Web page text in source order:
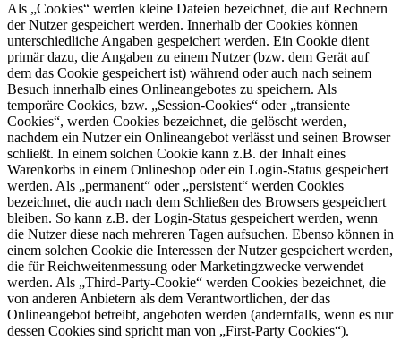
Als „Cookies“ werden kleine Dateien bezeichnet, die auf Rechnern
der Nutzer gespeichert werden. Innerhalb der Cookies können
unterschiedliche Angaben gespeichert werden. Ein Cookie dient
primär dazu, die Angaben zu einem Nutzer (bzw. dem Gerät auf
dem das Cookie gespeichert ist) während oder auch nach seinem
Besuch innerhalb eines Onlineangebotes zu speichern. Als
temporäre Cookies, bzw. „Session-Cookies“ oder „transiente
Cookies“, werden Cookies bezeichnet, die gelöscht werden,
nachdem ein Nutzer ein Onlineangebot verlässt und seinen Browser
schließt. In einem solchen Cookie kann z.B. der Inhalt eines
Warenkorbs in einem Onlineshop oder ein Login-Status gespeichert
werden. Als „permanent“ oder „persistent“ werden Cookies
bezeichnet, die auch nach dem Schließen des Browsers gespeichert
bleiben. So kann z.B. der Login-Status gespeichert werden, wenn
die Nutzer diese nach mehreren Tagen aufsuchen. Ebenso können in
einem solchen Cookie die Interessen der Nutzer gespeichert werden,
die für Reichweitenmessung oder Marketingzwecke verwendet
werden. Als „Third-Party-Cookie“ werden Cookies bezeichnet, die
von anderen Anbietern als dem Verantwortlichen, der das
Onlineangebot betreibt, angeboten werden (andernfalls, wenn es nur
dessen Cookies sind spricht man von „First-Party Cookies“).